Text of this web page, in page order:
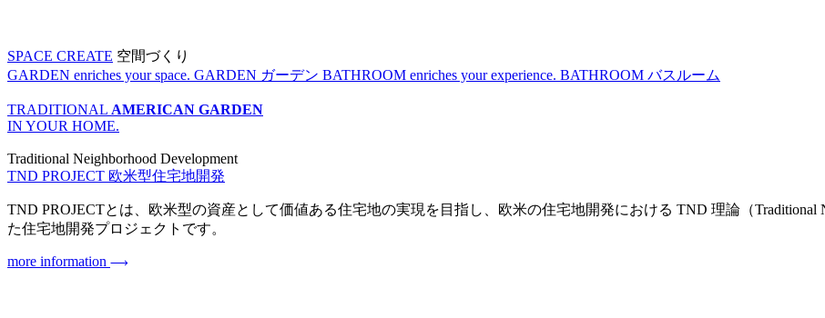
SPACE CREATE 空間づくり
GARDEN enriches your space. GARDEN ガーデン BATHROOM enriches your experience. BATHROOM バスルーム
TRADITIONAL AMERICAN GARDEN
IN YOUR HOME.
Traditional Neighborhood Development
TND PROJECT 欧米型住宅地開発
TND PROJECTとは、欧米型の資産として価値ある住宅地の実現を目指し、欧米の住宅地開発における TND 理論（Traditional
た住宅地開発プロジェクトです。
more information